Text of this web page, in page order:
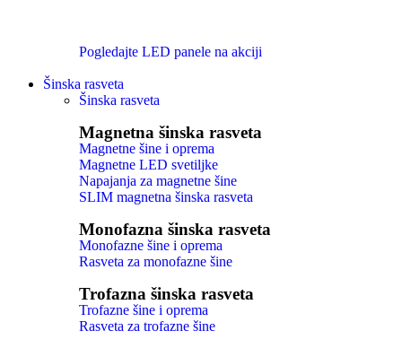
Pogledajte LED panele na akciji
Šinska rasveta
Šinska rasveta
Magnetna šinska rasveta
Magnetne šine i oprema
Magnetne LED svetiljke
Napajanja za magnetne šine
SLIM magnetna šinska rasveta
Monofazna šinska rasveta
Monofazne šine i oprema
Rasveta za monofazne šine
Trofazna šinska rasveta
Trofazne šine i oprema
Rasveta za trofazne šine